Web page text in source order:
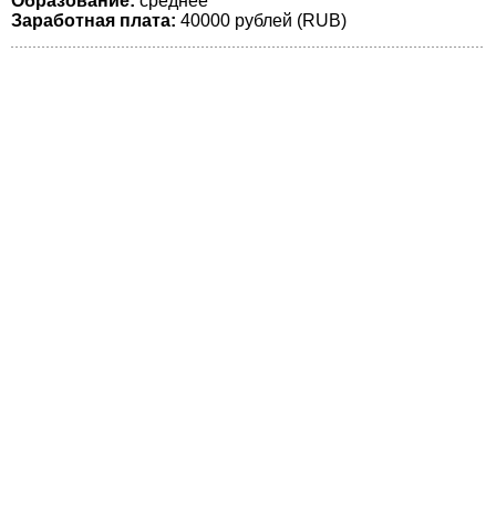
Заработная плата: 40000 рублей (RUB)